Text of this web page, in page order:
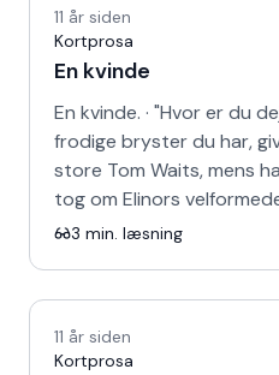
11 år siden
Kortprosa
En kvinde
En kvinde. · "Hvor er du
frodige bryster du har,
store Tom Waits, mens
tog om Elinors
3 min. læsning
11 år siden
Kortprosa